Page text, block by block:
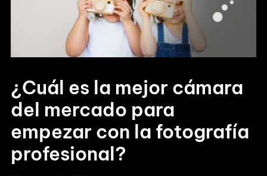
¿Cuál es la mejor cámara
del mercado para
empezar con la fotografía
profesional?